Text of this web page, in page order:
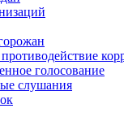
голосование
слушания